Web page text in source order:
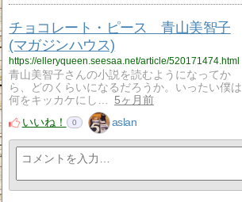
チョコレート・ピース 青山美智子
(マガジンハウス)
https://elleryqueen.seesaa.net/article/520171474.html
青山美智子さんの小説を読むようになってか
ら、どのくらいになるだろうか。いったい僕は
何をキッカケにし…
5ヶ月前
いいね！
0 aslan